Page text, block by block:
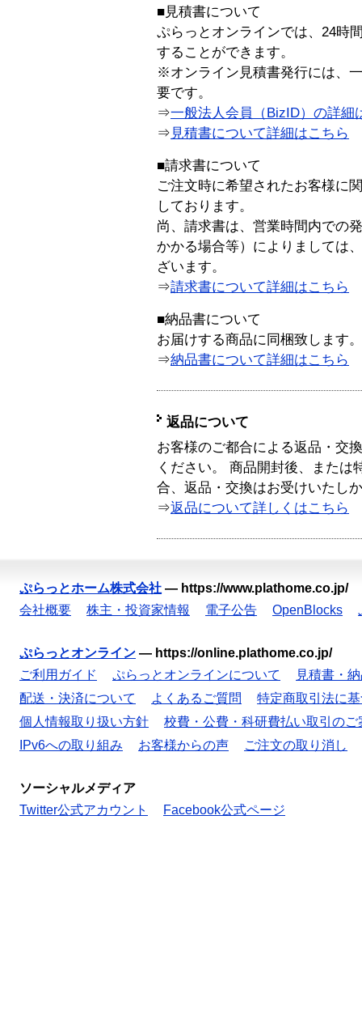
■見積書について
ぷらっとオンラインでは、24時
することができます。
※オンライン見積書発行には、
要です。
⇒一般法人会員（BizID）の詳細
⇒ 見積書について詳細はこちら
■請求書について
ご注文時に希望されたお客様に
しております。
尚、請求書は、営業時間内での
かかる場合等）によりましては
ざいます。
⇒請求書について詳細はこちら
■納品書について
お届けする商品に同梱致します。
⇒納品書について詳細はこちら
返品について
お客様のご都合による返品・交
ください。 商品開封後、または
合、返品・交換はお受けいたし
⇒返品について詳しくはこちら
ぷらっとホーム株式会社 — https://www.plathome.co.jp/
会社概要
株主・投資家情報 電子公告 OpenBlocks
ぷらっとオンライン — https://online.plathome.co.jp/
ご利用ガイド
ぷらっとオンラインについて
見積書・
配送・決済について
よくあるご質問
特定商取引法に
個人情報取り扱い方針
校費・公費・科研費払い取引のご
IPv6への取り組み
お客様からの声 ご注文の取り消し
ソーシャルメディア
Twitter公式アカウント
Facebook公式ページ